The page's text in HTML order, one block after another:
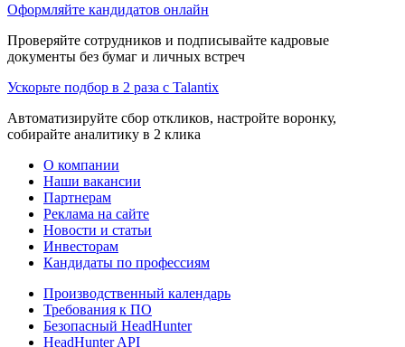
Оформляйте кандидатов онлайн
Проверяйте сотрудников и подписывайте кадровые
документы без бумаг и личных встреч
Ускорьте подбор в 2 раза с Talantix
Автоматизируйте сбор откликов, настройте воронку,
собирайте аналитику в 2 клика
О компании
Наши вакансии
Партнерам
Реклама на сайте
Новости и статьи
Инвесторам
Кандидаты по профессиям
Производственный календарь
Требования к ПО
Безопасный HeadHunter
HeadHunter API